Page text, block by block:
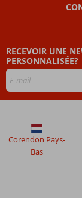
5*
avis
de
plus
de
RECEVOIR UNE
PERSONNALISÉE?
Corendon Pays-
Bas